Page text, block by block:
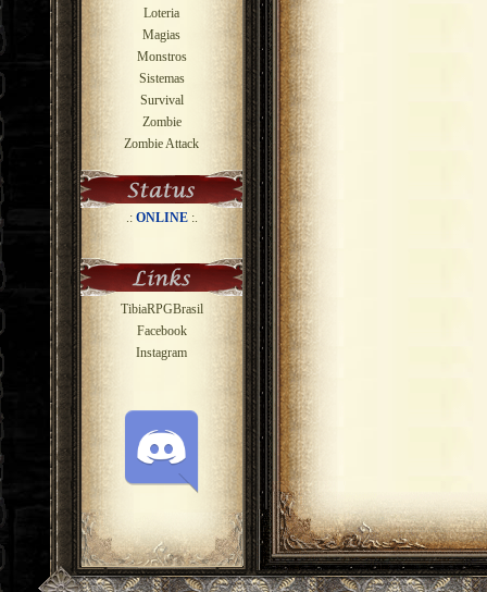
Loteria
Magias
Monstros
Sistemas
Survival
Zombie
Zombie Attack
.: ONLINE:.
TibiaRPGBrasil
Facebook
Instagram